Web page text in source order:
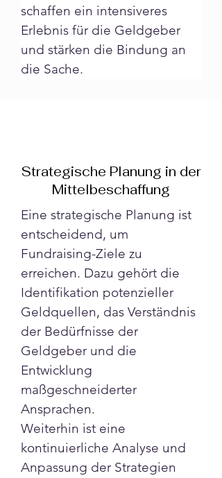
schaffen ein intensiveres
Erlebnis für die Geldgeber
und stärken die Bindung an
die Sache.
Strategische Planung in der
Mittelbeschaffung
Eine strategische Planung ist
entscheidend, um
Fundraising-Ziele zu
erreichen. Dazu gehört die
Identifikation potenzieller
Geldquellen, das Verständnis
der Bedürfnisse der
Geldgeber und die
Entwicklung
maßgeschneiderter
Ansprachen.
Weiterhin ist eine
kontinuierliche Analyse und
Anpassung der Strategien